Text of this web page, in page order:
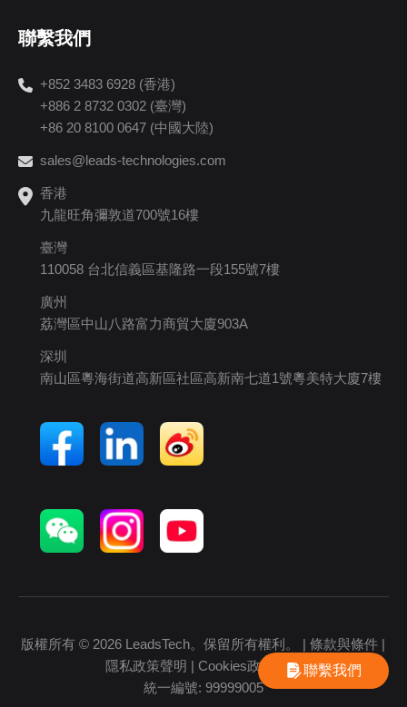
聯繫我們
+852 3483 6928 (香港)
+886 2 8732 0302 (臺灣)
+86 20 8100 0647 (中國大陸)
sales@leads-technologies.com
香港
九龍旺角彌敦道700號16樓
臺灣
110058 台北信義區基隆路一段155號7樓
廣州
荔灣區中山八路富力商貿大廈903A
深圳
南山區粵海街道高新區社區高新南七道1號粵美特大廈7樓
版權所有 © 2026 LeadsTech。保留所有權利。 |條款與條件 |
隱私政策聲明 | Cookies政策聲明
統一編號: 99999005
聯繫我們